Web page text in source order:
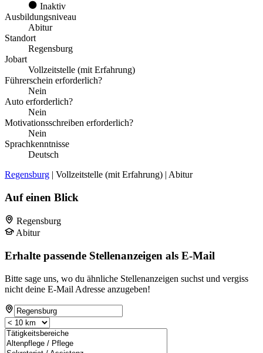
Inaktiv
Ausbildungsniveau
Abitur
Standort
Regensburg
Jobart
Vollzeitstelle (mit Erfahrung)
Führerschein erforderlich?
Nein
Auto erforderlich?
Nein
Motivationsschreiben erforderlich?
Nein
Sprachkenntnisse
Deutsch
Regensburg | Vollzeitstelle (mit Erfahrung) | Abitur
Auf einen Blick
Regensburg
Abitur
Erhalte passende Stellenanzeigen als E-Mail
Bitte sage uns, wo du ähnliche Stellenanzeigen suchst und vergiss
nicht deine E-Mail Adresse anzugeben!